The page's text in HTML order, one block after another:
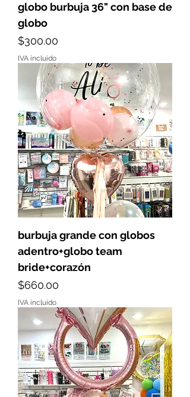
globo burbuja 36" con base de
globo
Precio
$300.00
IVA incluido
burbuja grande con globos
adentro+globo team
bride+corazón
Precio
$660.00
IVA incluido